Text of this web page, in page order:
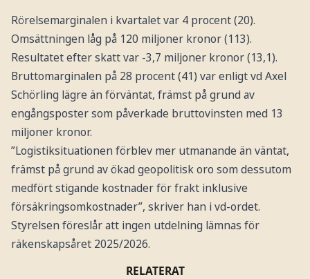
Rörelsemarginalen i kvartalet var 4 procent (20).
Omsättningen låg på 120 miljoner kronor (113).
Resultatet efter skatt var -3,7 miljoner kronor (13,1).
Bruttomarginalen på 28 procent (41) var enligt vd Axel
Schörling lägre än förväntat, främst på grund av
engångsposter som påverkade bruttovinsten med 13
miljoner kronor.
”Logistiksituationen förblev mer utmanande än väntat,
främst på grund av ökad geopolitisk oro som dessutom
medfört stigande kostnader för frakt inklusive
försäkringsomkostnader”, skriver han i vd-ordet.
Styrelsen föreslår att ingen utdelning lämnas för
räkenskapsåret 2025/2026.
RELATERAT